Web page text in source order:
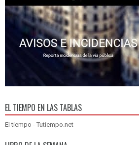
EL TIEMPO EN LAS TABLAS
El tiempo - Tutiempo.net